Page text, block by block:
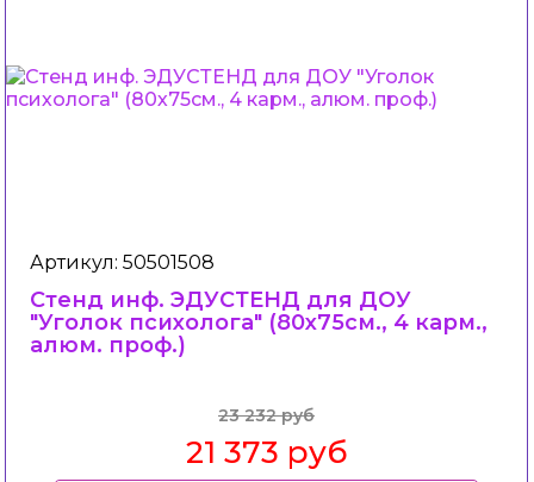
Артикул: 50501508
Стенд инф. ЭДУСТЕНД для ДОУ
"Уголок психолога" (80х75см., 4 карм.,
алюм. проф.)
23 232 руб
21 373 руб